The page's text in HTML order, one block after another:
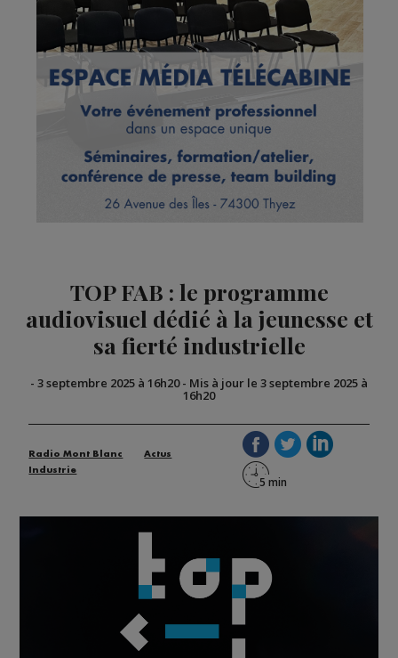
TOP FAB : le programme
audiovisuel dédié à la jeunesse et
sa fierté industrielle
- 3 septembre 2025 à 16h20- Mis à jour le 3 septembre 2025 à
16h20
Radio Mont Blanc
Actus
Industrie